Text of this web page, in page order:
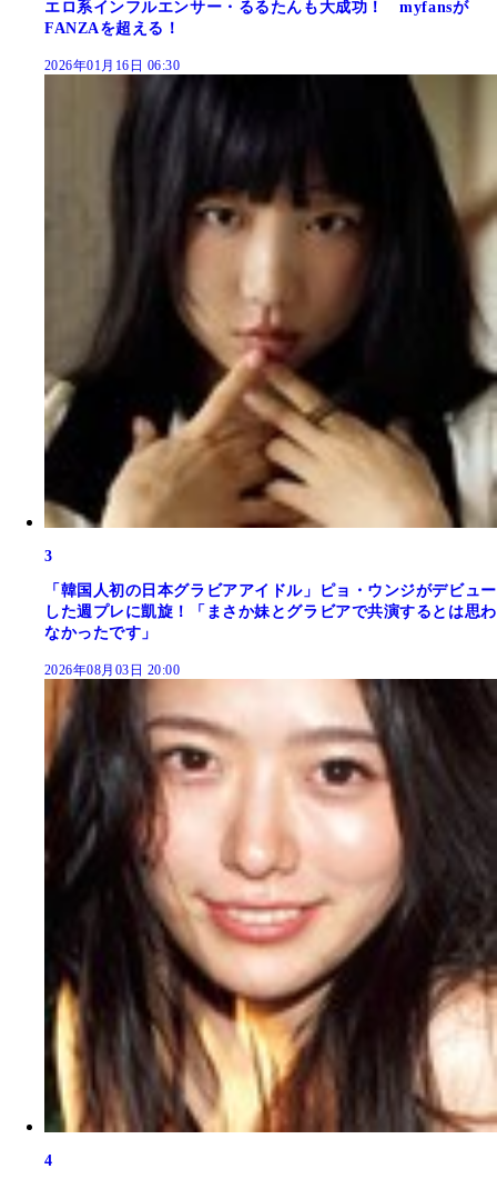
エロ系インフルエンサー・るるたんも大成功！ myfansが
FANZAを超える！
2026年01月16日 06:30
3
「韓国人初の日本グラビアアイドル」ピョ・ウンジがデビュー
した週プレに凱旋！「まさか妹とグラビアで共演するとは思わ
なかったです」
2026年08月03日 20:00
4